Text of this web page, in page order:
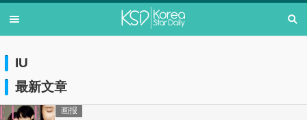
IU
最新文章
画报